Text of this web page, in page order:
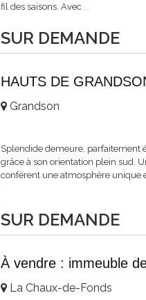
SUR DEMANDE
fil des saisons. Avec...
HAUTS DE
SUR DEMANDE
Grandson
Splendide demeure, parfaitement
grâce à son orientation plein sud.
confèrent une atmosphère unique
À vendre : immeuble
La Chaux-de-Fonds